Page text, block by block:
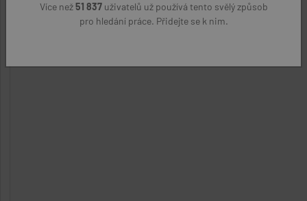
Více než51 837uživatelů už používá tento svělý způsob
pro hledání práce. Přidejte se k nim.